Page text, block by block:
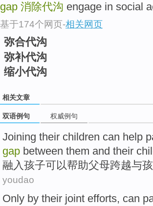
gap 消除代沟 engage in social
基于174个网页-相关网页
弥合代沟
弥补代沟
缩小代沟
相关文章
双语例句 权威例句
Joining their children can help
gap between them and their
融 入孩子可以帮助父母跨越与
youdao
Only by their joint efforts, can